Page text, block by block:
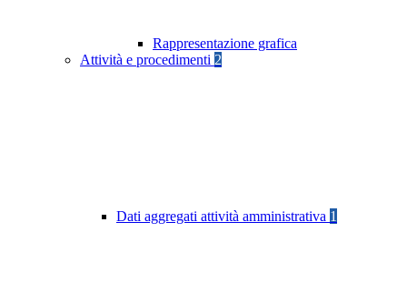
Rappresentazione grafica
Attività e procedimenti 2
Dati aggregati attività amministrativa 1